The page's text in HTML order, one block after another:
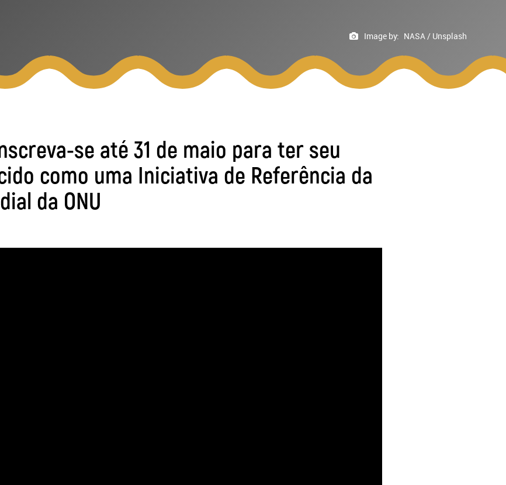
Image by: NASA / Unsplash
se até 31 de maio para ter seu
como uma Iniciativa de Referência da
da ONU